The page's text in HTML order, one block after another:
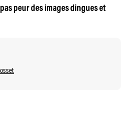
peur des images dingues et